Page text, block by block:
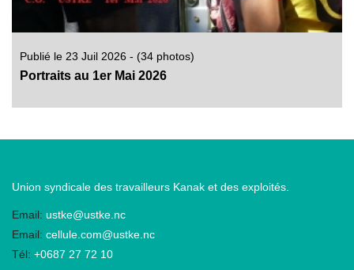
Publié le 23 Juil 2026 - (34 photos)
Portraits au 1er Mai 2026
Union syndicale des travailleurs Kanak et des exploités.
Email: ustke@ustke.nc
Email: cellule.com@ustke.nc
Tél: +0687 27 72 10